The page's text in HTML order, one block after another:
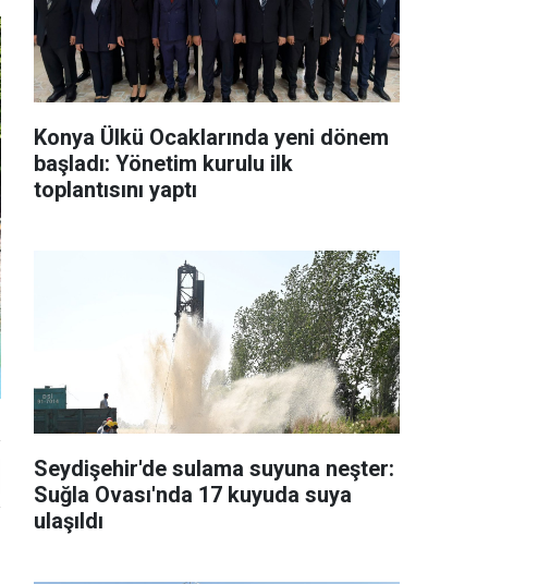
Konya Ülkü Ocaklarında yeni dönem
başladı: Yönetim kurulu ilk
toplantısını yaptı
Seydişehir'de sulama suyuna neşter:
Suğla Ovası'nda 17 kuyuda suya
ulaşıldı